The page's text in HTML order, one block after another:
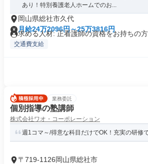
あり！特別養護老人ホームでのお...
岡山県総社市久代
月給24万2096円～25万3816円
求める人材: 正看護師の資格をお持ちの方
交通費支給
業務委託
個別指導の塾講師
株式会社ワオ・コーポレーション
週1コマ～/得意な科目だけでOK！充実の研修
〒719-1126岡山県総社市